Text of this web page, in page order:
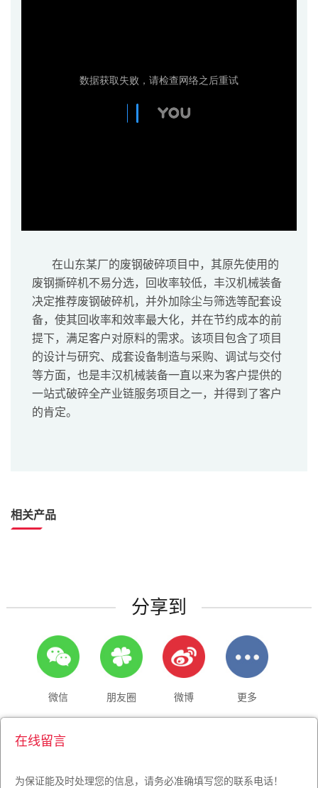
在山东某厂的废钢破碎项目中，其原先使用的
废钢撕碎机不易分选，回收率较低，丰汉机械装备
决定推荐废钢破碎机，并外加除尘与筛选等配套设
备，使其回收率和效率最大化，并在节约成本的前
提下，满足客户对原料的需求。该项目包含了项目
的设计与研究、成套设备制造与采购、调试与交付
等方面，也是丰汉机械装备一直以来为客户提供的
一站式破碎全产业链服务项目之一，并得到了客户
的肯定。
相关产品
分享到
微信 朋友圈 微博 更多
在线留言
为保证能及时处理您的信息，请务必准确填写您的联系电话！